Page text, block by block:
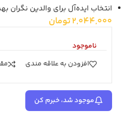
انتخاب ایده‌آل برای والدین نگران
2,044,000تومان
ناموجود
افزودن به علاقه مندی
موجود شد، خبرم کن